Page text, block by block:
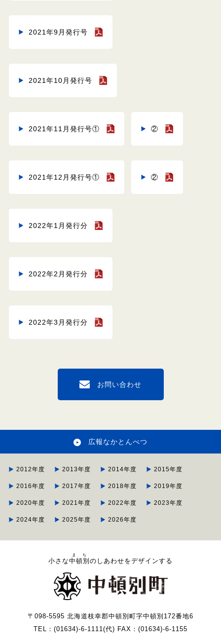
2021年9月発行号
2021年10月発行号
2021年11月発行号① ②
2021年12月発行号① ②
2022年1月発行分
2022年2月発行分
2022年3月発行分
お問い合わせ
広報なかとんべつ
2012年度 2013年度 2014年度 2015年度
2016年度 2017年度 2018年度 2019年度
2020年度 2021年度 2022年度 2023年度
2024年度 2025年度 2026年度
小さな中頓別
まち
のしあわせをデザインする
〒098-5595 北海道枝幸郡中頓別町字中頓別172番地6
TEL：(01634)-6-1111(代) FAX：(01634)-6-1155